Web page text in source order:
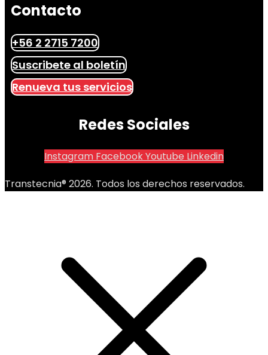
Contacto
+56 2 2715 7200
Suscribete al boletín
Renueva tus servicios
Redes Sociales
Instagram FacebookYoutube Linkedin
Transtecnia® 2026. Todos los derechos reservados.